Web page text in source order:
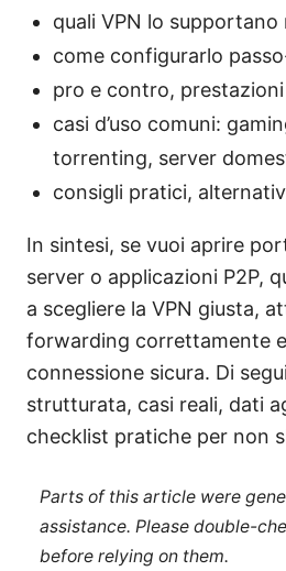
quali VPN lo supportano
come configurarlo
pro e contro,
casi d’uso comuni:
torrenting, server
consigli pratici,
In sintesi, se vuoi aprire
server o applicazioni P2P,
a scegliere la VPN giusta,
forwarding correttamente
connessione sicura. Di
strutturata, casi reali, dati
checklist pratiche per non
Parts of this article were
assistance. Please double-
before relying on them.